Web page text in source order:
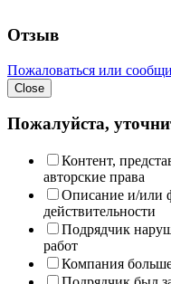
Отзыв
Пожаловаться или
Close
Пожалуйста,
Контент,
авторские права
Описание и/или
действительности
Подрядчик
работ
Компания